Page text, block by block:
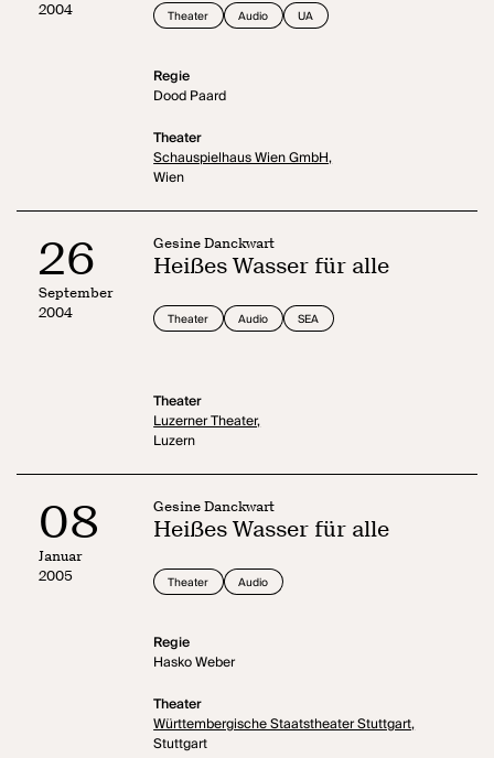
2004
Theater Audio UA
Regie
Dood Paard
Theater
Schauspielhaus Wien GmbH,
Wien
26
September
2004
Gesine Danckwart
Heißes Wasser für alle
Theater Audio SEA
Theater
Luzerner Theater,
Luzern
08
Januar
2005
Gesine Danckwart
Heißes Wasser für alle
Theater Audio
Regie
Hasko Weber
Theater
Württembergische Staatstheater Stuttgart,
Stuttgart